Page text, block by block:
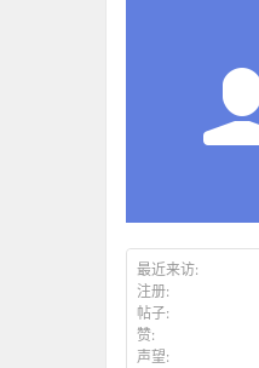
最近来访:
注册:
帖子:
赞:
声望: